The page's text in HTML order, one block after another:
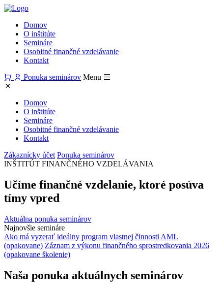
Domov
O inštitúte
Semináre
Osobitné finančné vzdelávanie
Kontakt
Ponuka seminárov Menu
Domov
O inštitúte
Semináre
Osobitné finančné vzdelávanie
Kontakt
Zákaznícky účet Ponuka seminárov
INŠTITÚT FINANČNÉHO VZDELÁVANIA
Učíme finančné vzdelanie, ktoré posúva
tímy vpred
Aktuálna ponuka seminárov
Najnovšie semináre
Ako má vyzerať ideálny program vlastnej činnosti AML
(opakovane) Záznam z výkonu finančného sprostredkovania 2026
(opakovane školenie)
Naša ponuka aktuálnych seminárov